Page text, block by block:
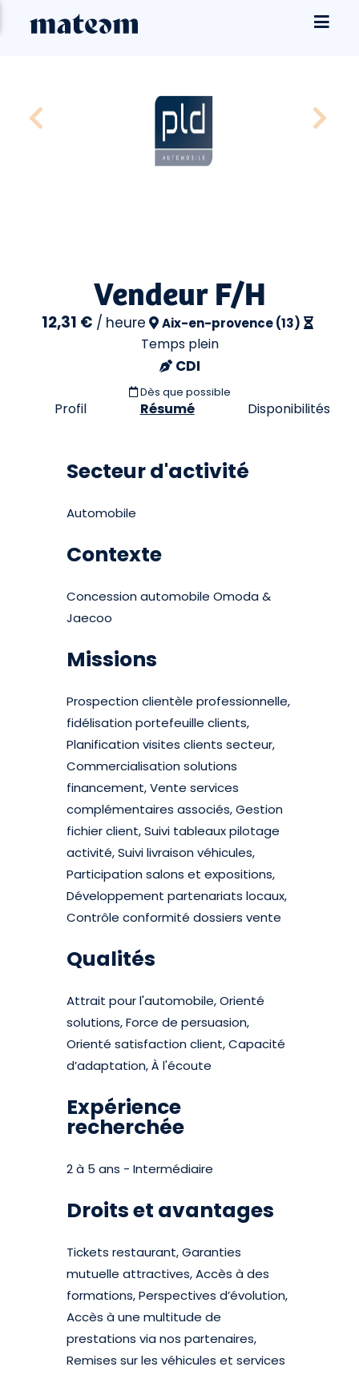
Vendeur F/H
12,31 € / heure Aix-en-provence (13)
Temps plein
CDI
Dès que possible
Profil Résumé Disponibilités
Secteur d'activité
Automobile
Contexte
Concession automobile Omoda &
Jaecoo
Missions
Prospection clientèle professionnelle,
fidélisation portefeuille clients,
Planification visites clients secteur,
Commercialisation solutions
financement, Vente services
complémentaires associés, Gestion
fichier client, Suivi tableaux pilotage
activité, Suivi livraison véhicules,
Participation salons et expositions,
Développement partenariats locaux,
Contrôle conformité dossiers vente
Qualités
Attrait pour l'automobile, Orienté
solutions, Force de persuasion,
Orienté satisfaction client, Capacité
d’adaptation, À l'écoute
Expérience
recherchée
2 à 5 ans - Intermédiaire
Droits et avantages
Tickets restaurant, Garanties
mutuelle attractives, Accès à des
formations, Perspectives d’évolution,
Accès à une multitude de
prestations via nos partenaires,
Remises sur les véhicules et services